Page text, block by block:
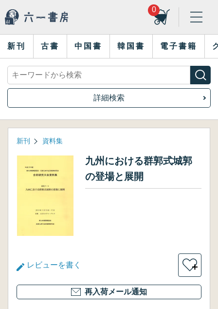
0
新刊 古書 中国書 韓国書 電子書籍
詳細検索
新刊 資料集
九州における群郭式城郭
の登場と展開
レビューを書く ＋
再入荷メール通知